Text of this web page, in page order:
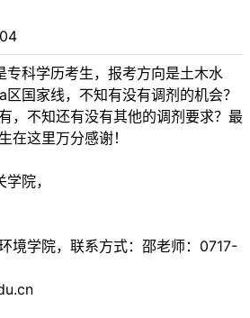
专科学历考生，报考方向是土木水
国家线，不知有没有调剂的机会？
，不知还有没有其他的调剂要求？最
在这里万分感谢！
院，
境学院，联系方式：邵老师：0717-